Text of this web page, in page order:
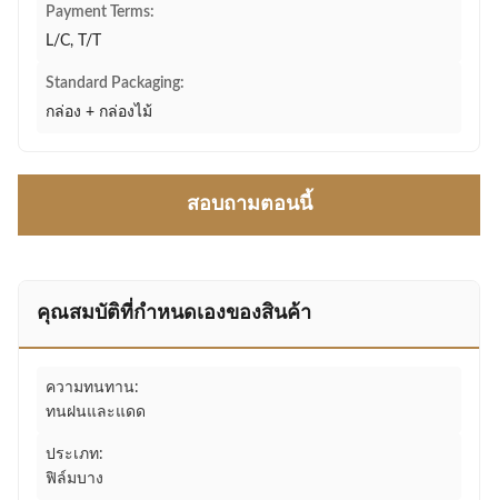
Payment Terms:
L/C, T/T
Standard Packaging:
กล่อง + กล่องไม้
สอบถามตอนนี้
คุณสมบัติที่กําหนดเองของสินค้า
ความทนทาน:
ทนฝนและแดด
ประเภท:
ฟิล์มบาง